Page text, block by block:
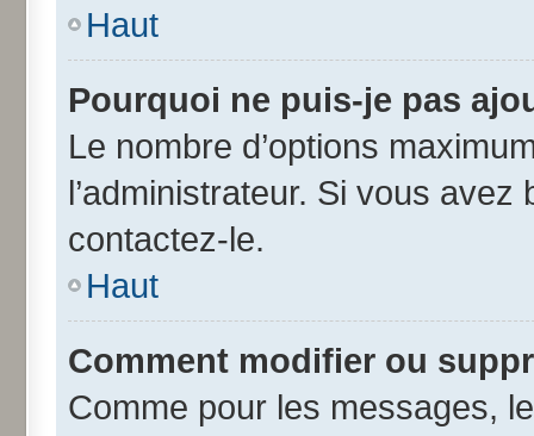
Haut
Pourquoi ne puis-je pas
Le nombre d’options
l’administrateur. Si vous avez
contactez-le.
Haut
Comment modifier ou
Comme pour les messages,